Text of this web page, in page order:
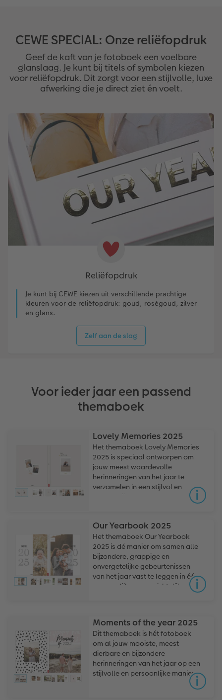
CEWE SPECIAL: Onze reliëfopdruk
Geef de kaft van je fotoboek een voelbare
glanslaag. Je kunt bij titels of symbolen kiezen
voor reliëfopdruk. Dit zorgt voor een stijlvolle, luxe
afwerking die je direct ziet én voelt.
Reliëfopdruk
Je kunt bij CEWE kiezen uit verschillende prachtige
kleuren voor de reliëfopdruk: goud, roségoud, zilver
en glans.
Zelf aan de slag
Voor ieder jaar een passend
themaboek
Lovely Memories 2025
Het themaboek Lovely Memories
2025 is speciaal ontworpen om
jouw meest waardevolle
herinneringen van het jaar te
verzamelen in een stijlvol en
persoonlijk fotoboek.
Our Yearbook 2025
Het themaboek Our Yearbook
2025 is dé manier om samen alle
bijzondere, grappige en
onvergetelijke gebeurtenissen
van het jaar vast te leggen in één
persoonlijk en overzichtelijk
Moments of the year 2025
Dit themaboek is hét fotoboek
om al jouw mooiste, meest
dierbare en bijzondere
herinneringen van het jaar op een
stijlvolle en persoonlijke manier